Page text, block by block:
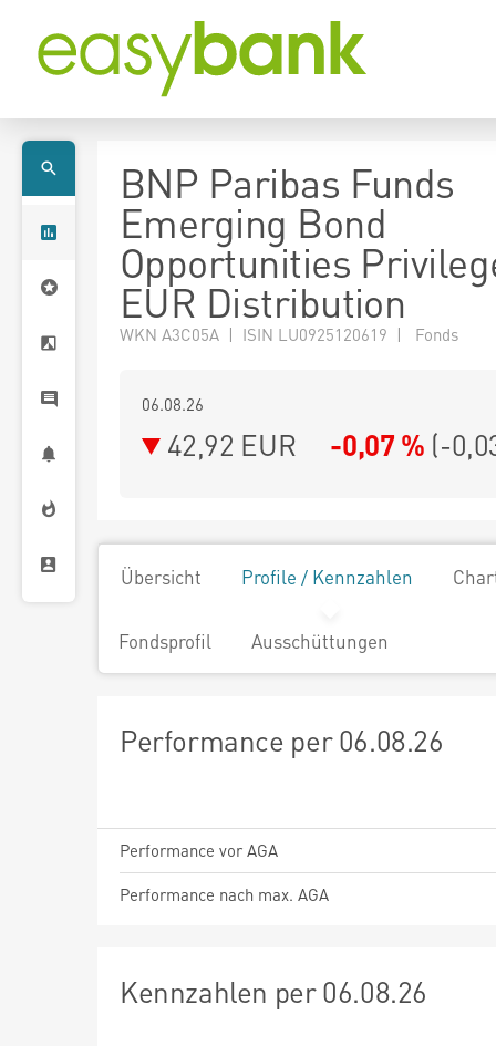
BNP Paribas Funds
Emerging Bond
Opportunities
EUR Distribution
WKN A3C05A | ISIN LU0925120619 | Fonds
06.08.26
42,92 EUR -0,07 % (-
Übersicht Profile / Kennzahlen
Fondsprofil Ausschüttungen
Performance per 06.08.26
Performance vor AGA
Performance nach max. AGA
Kennzahlen per 06.08.26